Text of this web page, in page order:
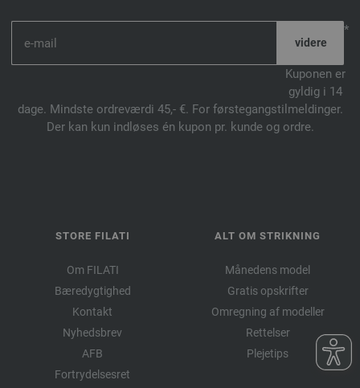
*
Kuponen er
gyldig i 14
dage. Mindste ordreværdi 45,- €. For førstegangstilmeldinger.
Der kan kun indløses én kupon pr. kunde og ordre.
STORE FILATI
Om FILATI
Bæredygtighed
Kontakt
Nyhedsbrev
AFB
Fortrydelsesret
ALT OM STRIKNING
Månedens model
Gratis opskrifter
Omregning af modeller
Rettelser
Plejetips